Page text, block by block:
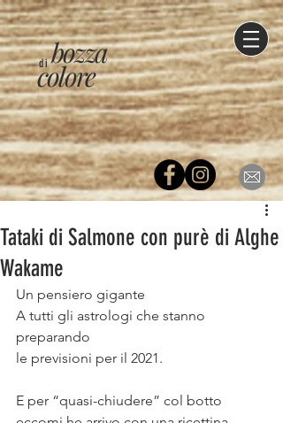
di
colore
bozza
Tataki di Salmone con purè di Alghe
Wakame
Un pensiero gigante⠀
A tutti gli astrologi che stanno
preparando ⠀
le previsioni per il 2021.⠀
E per “quasi-chiudere” col botto